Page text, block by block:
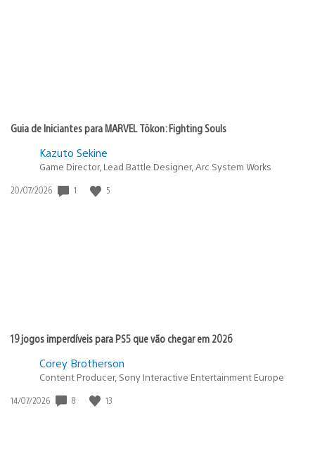
Guia de Iniciantes para MARVEL Tōkon: Fighting Souls
Kazuto Sekine
Game Director, Lead Battle Designer, Arc System Works
Data
20/07/2026 1 5
19 jogos imperdíveis para PS5 que vão chegar em 2026
Corey Brotherson
Content Producer, Sony Interactive Entertainment Europe
Data
14/07/2026 8 13